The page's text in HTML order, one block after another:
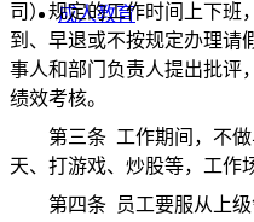
成人教育
司）规定的工作时间上下班
到、早退或不按规定办理请
事人和部门负责人提出批评
绩效考核。
第三条 工作期间，不
天、打游戏、炒股等，工作
第四条 员工要服从上